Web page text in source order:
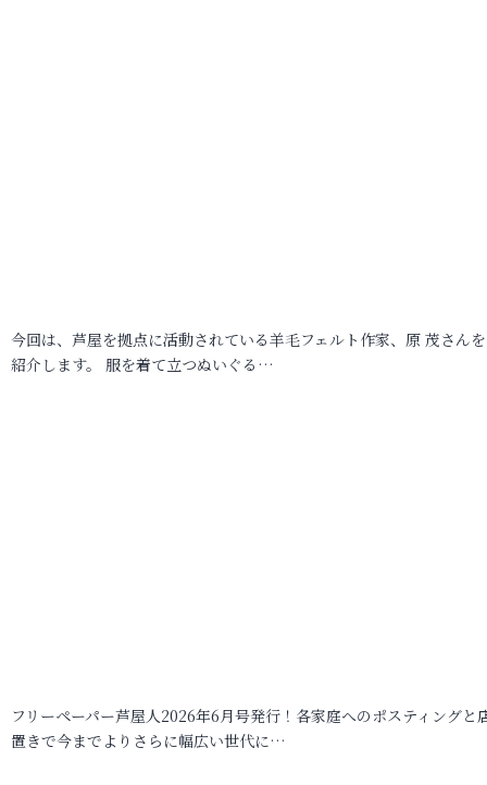
今回は、芦屋を拠点に活動されている羊毛フェルト作家、原 茂さん
紹介します。 服を着て立つぬいぐる…
フリーペーパー芦屋人2026年6月号発行！各家庭へのポスティングと
置きで今までよりさらに幅広い世代に…